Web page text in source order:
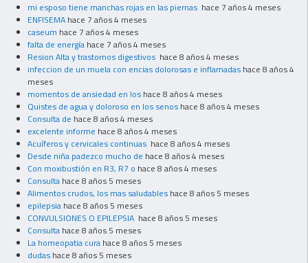
mi esposo tiene manchas rojas en las piernas hace 7 años 4 meses
ENFISEMA hace 7 años 4 meses
caseum hace 7 años 4 meses
falta de energía hace 7 años 4 meses
Resion Alta y trastornos digestivos hace 8 años 4 meses
infeccion de un muela con encias dolorosas e inflamadas hace 8 años 4
meses
momentos de ansiedad en los hace 8 años 4 meses
Quistes de agua y doloroso en los senos hace 8 años 4 meses
Consulta de hace 8 años 4 meses
excelente informe hace 8 años 4 meses
Acuíferos y cervicales continuas hace 8 años 4 meses
Desde niña padezco mucho de hace 8 años 4 meses
Con moxibustión en R3, R7 o hace 8 años 4 meses
Consulta hace 8 años 5 meses
Alimentos crudos, los mas saludables hace 8 años 5 meses
epilepsia hace 8 años 5 meses
CONVULSIONES O EPILEPSIA hace 8 años 5 meses
Consulta hace 8 años 5 meses
La homeopatia cura hace 8 años 5 meses
dudas hace 8 años 5 meses